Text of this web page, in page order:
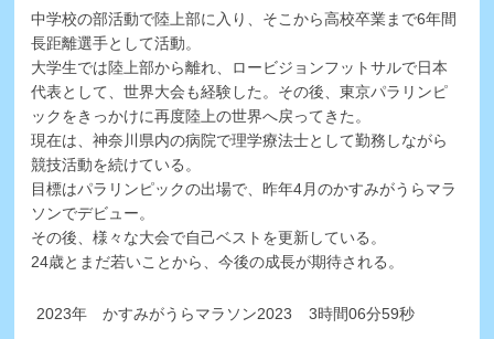
中学校の部活動で陸上部に入り、そこから高校卒業まで6年間
長距離選手として活動。
大学生では陸上部から離れ、ロービジョンフットサルで日本
代表として、世界大会も経験した。その後、東京パラリンピ
ックをきっかけに再度陸上の世界へ戻ってきた。
現在は、神奈川県内の病院で理学療法士として勤務しながら
競技活動を続けている。
目標はパラリンピックの出場で、昨年4月のかすみがうらマラ
ソンでデビュー。
その後、様々な大会で自己ベストを更新している。
24歳とまだ若いことから、今後の成長が期待される。
2023年 かすみがうらマラソン2023 3時間06分59秒